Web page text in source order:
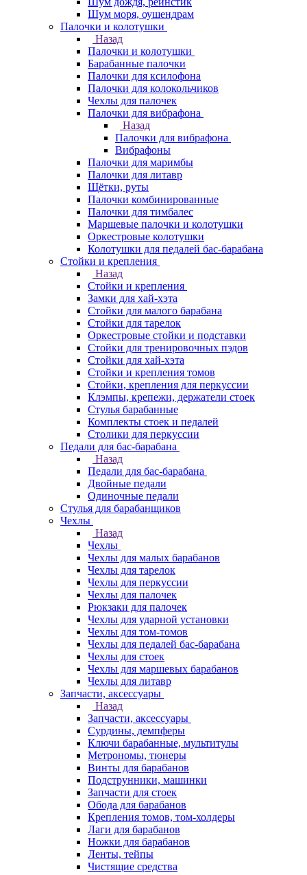
Шум моря, оушендрам
Палочки и колотушки
Назад
Палочки и колотушки
Барабанные палочки
Палочки для ксилофона
Палочки для колокольчиков
Чехлы для палочек
Палочки для вибрафона
Назад
Палочки для вибрафона
Вибрафоны
Палочки для маримбы
Палочки для литавр
Щётки, руты
Палочки комбинированные
Палочки для тимбалес
Маршевые палочки и колотушки
Оркестровые колотушки
Колотушки для педалей бас-барабана
Стойки и крепления
Назад
Стойки и крепления
Замки для хай-хэта
Стойки для малого барабана
Стойки для тарелок
Оркестровые стойки и подставки
Стойки для тренировочных пэдов
Стойки для хай-хэта
Стойки и крепления томов
Стойки, крепления для перкуссии
Клэмпы, крепежи, держатели стоек
Стулья барабанные
Комплекты стоек и педалей
Столики для перкуссии
Педали для бас-барабана
Назад
Педали для бас-барабана
Двойные педали
Одиночные педали
Стулья для барабанщиков
Чехлы
Назад
Чехлы
Чехлы для малых барабанов
Чехлы для тарелок
Чехлы для перкуссии
Чехлы для палочек
Рюкзаки для палочек
Чехлы для ударной установки
Чехлы для том-томов
Чехлы для педалей бас-барабана
Чехлы для стоек
Чехлы для маршевых барабанов
Чехлы для литавр
Запчасти, аксессуары
Назад
Запчасти, аксессуары
Сурдины, демпферы
Ключи барабанные, мультитулы
Метрономы, тюнеры
Винты для барабанов
Подструнники, машинки
Запчасти для стоек
Обода для барабанов
Крепления томов, том-холдеры
Лаги для барабанов
Ножки для барабанов
Ленты, тейпы
Чистящие средства